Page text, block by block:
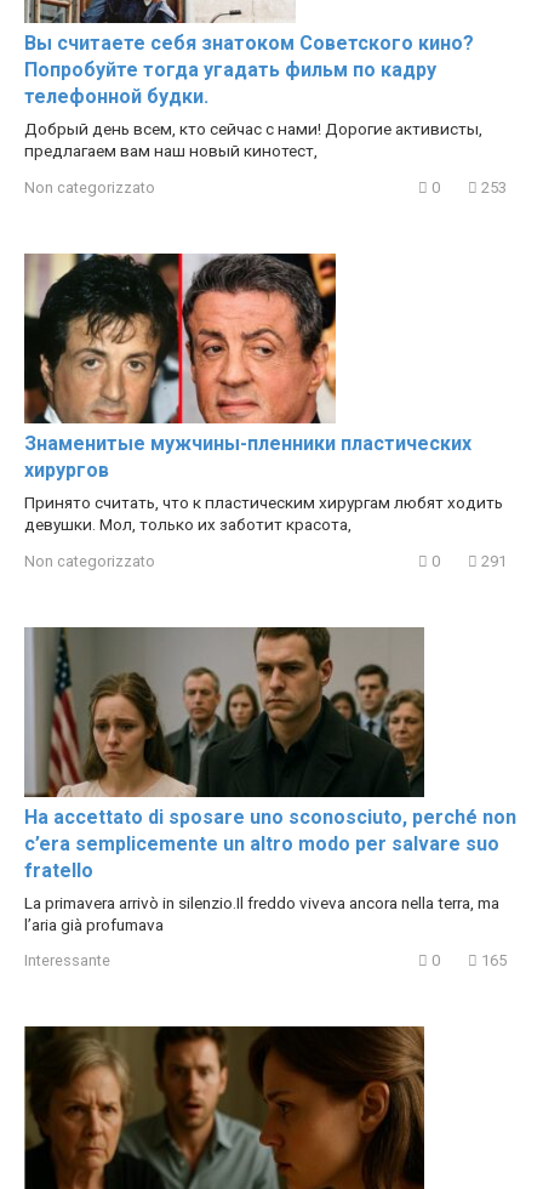
Вы считаете себя знатоком Советского кино?
Попробуйте тогда угадать фильм по кадру
телефонной будки.
Добрый день всем, кто сейчас с нами! Дорогие активисты,
предлагаем вам наш новый кинотест,
Non categorizzato 0 253
Знаменитые мужчины-пленники пластических
хирургов
Принято считать, что к пластическим хирургам любят ходить
девушки. Мол, только их заботит красота,
Non categorizzato 0 291
Ha accettato di sposare uno sconosciuto, perché non
c’era semplicemente un altro modo per salvare suo
fratello
La primavera arrivò in silenzio.Il freddo viveva ancora nella terra, ma
l’aria già profumava
Interessante 0 165